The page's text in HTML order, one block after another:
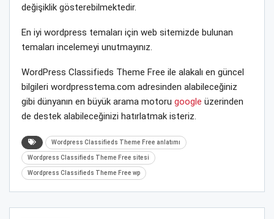
değişiklik gösterebilmektedir.
En iyi wordpress temaları için web sitemizde bulunan
temaları incelemeyi unutmayınız.
WordPress Classifieds Theme Free ile alakalı en güncel
bilgileri wordpresstema.com adresinden alabileceğiniz
gibi dünyanın en büyük arama motoru google üzerinden
de destek alabileceğinizi hatırlatmak isteriz.
Wordpress Classifieds Theme Free anlatımı
Wordpress Classifieds Theme Free sitesi
Wordpress Classifieds Theme Free wp